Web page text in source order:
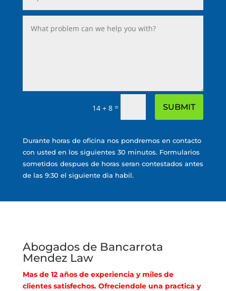
14 + 8 = SUBMIT
Durante horas de oficina nos pondremos en contacto
con usted en los siguientes 30 minutos. Formularios
sometidos despues de horas seran contestados antes
de las 9:30 el siguiente dia habil.
Abogados de Bancarrota
Mendez Law
Mas de 12 años de experiencia y miles de
clientes satisfechos. Ofreciendole una practica y